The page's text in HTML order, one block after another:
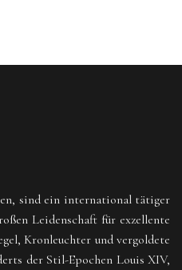
sind ein international tätiger
Leidenschaft für exzellente
Kronleuchter und vergoldete
der Stil-Epochen Louis XIV,